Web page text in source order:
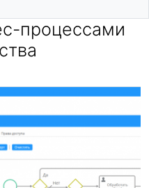
процессами